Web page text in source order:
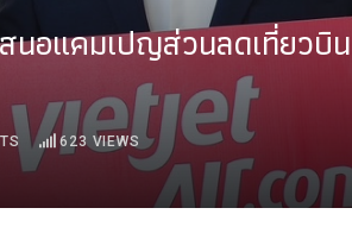
นอแคมเปญส่วนลดเที่ยวบิน
623VIEWS